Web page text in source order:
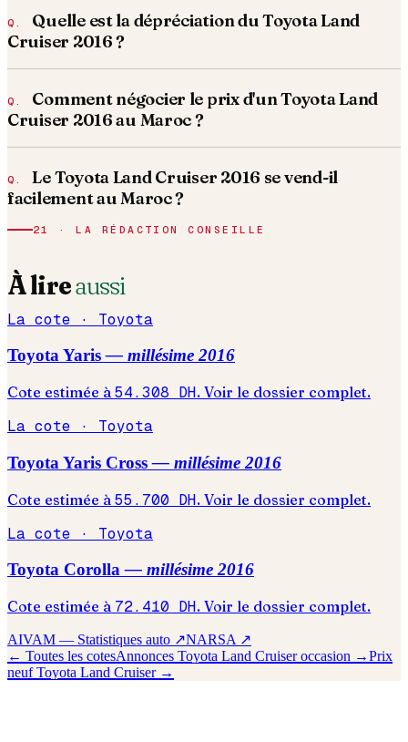
Quelle est la dépréciation du Toyota Land
Cruiser 2016 ?
Comment négocier le prix d'un Toyota Land
Cruiser 2016 au Maroc ?
Le Toyota Land Cruiser 2016 se vend-il
facilement au Maroc ?
21 · LA RÉDACTION CONSEILLE
À lireaussi
La cote · Toyota
ToyotaYaris — millésime2016
Cote estimée à 54.308 DH. Voir le dossier complet.
La cote · Toyota
Toyota Yaris Cross — millésime 2016
Cote estimée à 55.700 DH. Voir le dossier complet.
La cote · Toyota
Toyota Corolla — millésime2016
Cote estimée à 72.410 DH. Voir le dossier complet.
AIVAM — Statistiques auto ↗NARSA ↗
← Toutes les cotesAnnonces Toyota Land Cruiseroccasion →Prix
neufToyota Land Cruiser→